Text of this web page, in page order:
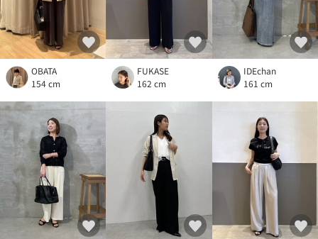
OBATA
154 cm
FUKASE
162 cm
IDEchan
161 cm